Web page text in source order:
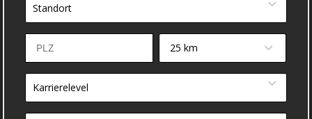
Standort
25 km
Karrierelevel